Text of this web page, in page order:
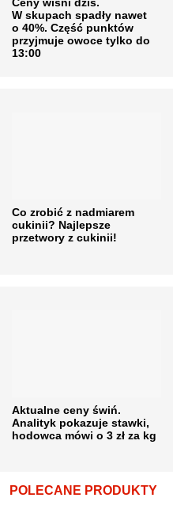
W skupach spadły nawet
o 40%. Część punktów
przyjmuje owoce tylko do
13:00
Co zrobić z nadmiarem
cukinii? Najlepsze
przetwory z cukinii!
Aktualne ceny świń.
Analityk pokazuje stawki,
hodowca mówi o 3 zł za kg
POLECANE PRODUKTY